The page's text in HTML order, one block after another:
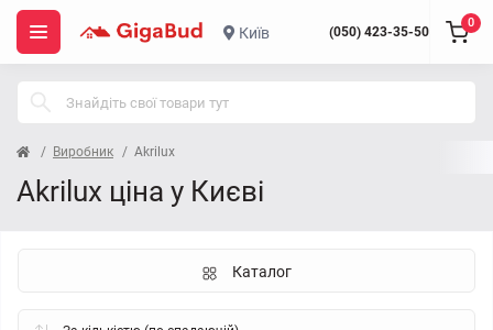
Київ (050) 423-35-50
0
Виробник Akrilux
Akrilux ціна у Києві
Каталог